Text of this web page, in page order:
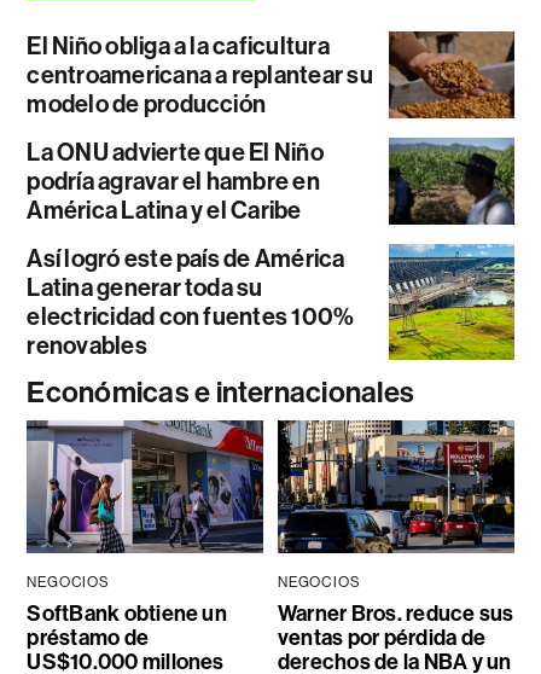
El Niño obliga a la caficultura
centroamericana a replantear su
modelo de producción
La ONU advierte que El Niño
podría agravar el hambre en
América Latina y el Caribe
Así logró este país de América
Latina generar toda su
electricidad con fuentes 100%
renovables
Económicas e internacionales
NEGOCIOS
SoftBank obtiene un
préstamo de
US$10.000 millones
NEGOCIOS
Warner Bros. reduce sus
ventas por pérdida de
derechos de la NBA y un